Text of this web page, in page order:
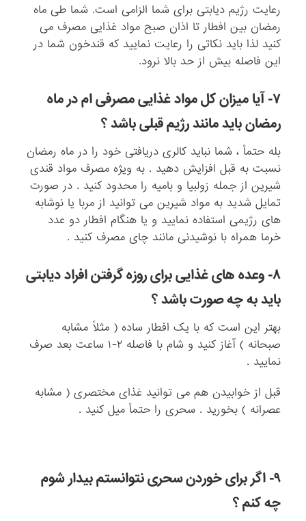
رعایت رژیم دیابتی برای شما الزامی است. شما طی ماه
رمضان بین افطار تا اذان صبح مواد غذایی مصرف می
کنید لذا باید نکاتی را رعایت نمایید که قندخون شما در
این فاصله بیش از حد بالا نرود.
۷- آیا میزان کل مواد غذایی مصرفی ام در ماه
رمضان باید مانند رژیم قبلی باشد ؟
بله حتماً ، شما نباید کالری دریافتی خود را در ماه رمضان
نسبت به قبل افزایش دهید . به ویژه مصرف مواد قندی
شیرین از جمله زولبیا و بامیه را محدود کنید . در صورت
تمایل شدید به مواد شیرین می توانید از مربا یا نوشابه
های رژیمی استفاده نمایید و یا هنگام افطار دو عدد
خرما همراه با نوشیدنی مانند چای مصرف کنید .
۸- وعده های غذایی برای روزه گرفتن افراد دیابتی
باید به چه صورت باشد ؟
بهتر این است که با یک افطار ساده ( مثلاً مشابه
صبحانه ) آغاز کنید و شام با فاصله ۲-۱ ساعت بعد صرف
نمایید .
قبل از خوابیدن هم می توانید غذای مختصری ( مشابه
عصرانه ) بخورید . سحری را حتماً میل کنید .
۹- اگر برای خوردن سحری نتوانستم بیدار شوم
چه کنم ؟